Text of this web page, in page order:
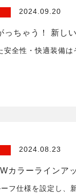
2024.09.20
っちゃう！ 新し
安全性・快適装備
2024.08.23
カラーラインアッ
フ仕様を設定し